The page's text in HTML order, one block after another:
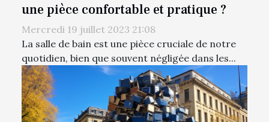
une pièce confortable et pratique ?
Mercredi 19 juillet 2023 21:08
La salle de bain est une pièce cruciale de notre
quotidien, bien que souvent négligée dans les...